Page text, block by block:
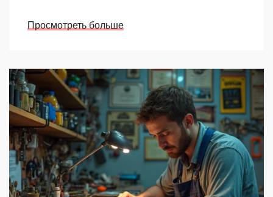
Просмотреть больше